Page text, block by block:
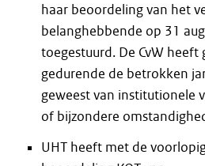
haar beoordeling van het
belanghebbende op 31
toegestuurd. De CvW heeft
gedurende de betrokken
geweest van institutionele
of bijzondere
UHT heeft met de